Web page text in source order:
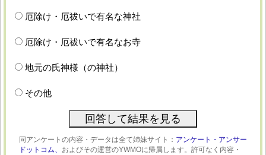
厄除け・厄祓いで有名な神社
厄除け・厄祓いで有名なお寺
地元の氏神様（の神社）
その他
同アンケートの内容・データは全て姉妹サイト： アンケート・アンサー
ドットコム、 およびその運営のYWMOに帰属します。許可なく内容・